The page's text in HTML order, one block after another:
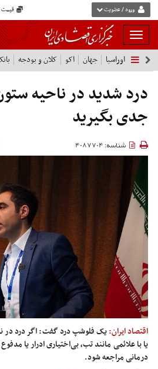
قیمت ورود / عضویت
بار
و
بسته
نمودن
فهرست
اوراسیا جهان اکو کلان و بودجه
درد شدید در ناحیه
جدی بگیرید
شناسه: 4087704
اقتصاد ایران:یک فلوشپ درد گفت: اگر درد در
یا با علائمی مانند تب، بی‌اختیاری ادرار یا
درمانی مراجعه شود.